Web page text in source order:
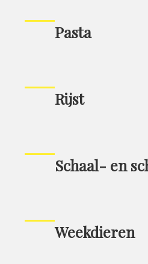
Pasta
Rijst
Schaal- en
Weekdieren